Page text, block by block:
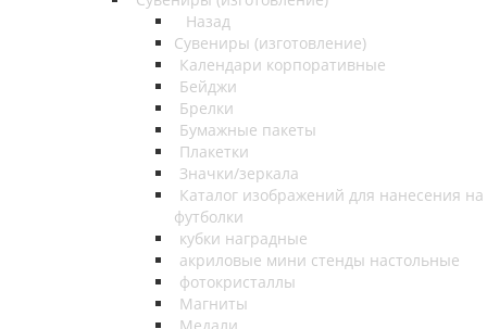
Назад
Сувениры (изготовление)
Календари корпоративные
Бейджи
Брелки
Бумажные пакеты
Плакетки
Значки/зеркала
Каталог изображений для нанесения на
футболки
кубки наградные
акриловые мини стенды настольные
фотокристаллы
Магниты